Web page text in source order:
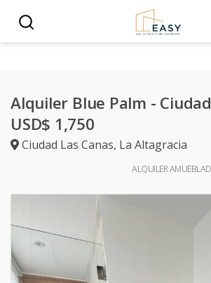
Alquiler Blue Palm -
USD$ 1,750
Ciudad Las Canas, La Altagracia
ALQUILER